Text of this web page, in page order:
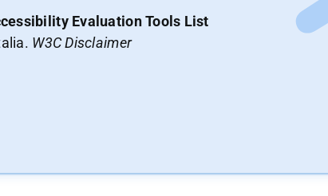
Evaluation Tools List
W3C Disclaimer